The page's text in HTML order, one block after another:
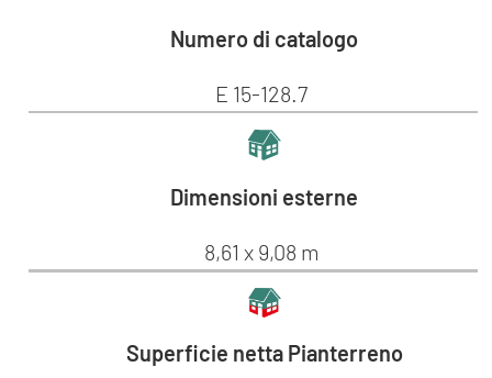
Numero di catalogo
E 15-128.7
Dimensioni esterne
8,61 x 9,08 m
Superficie netta Pianterreno